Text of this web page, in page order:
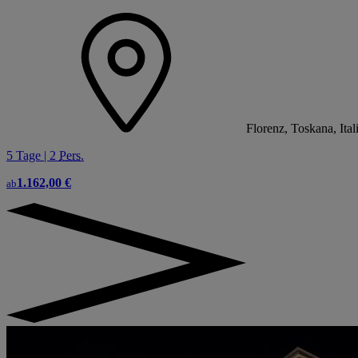
Florenz, Toskana,
5 Tage | 2 Pers.
ab1.162,00 €